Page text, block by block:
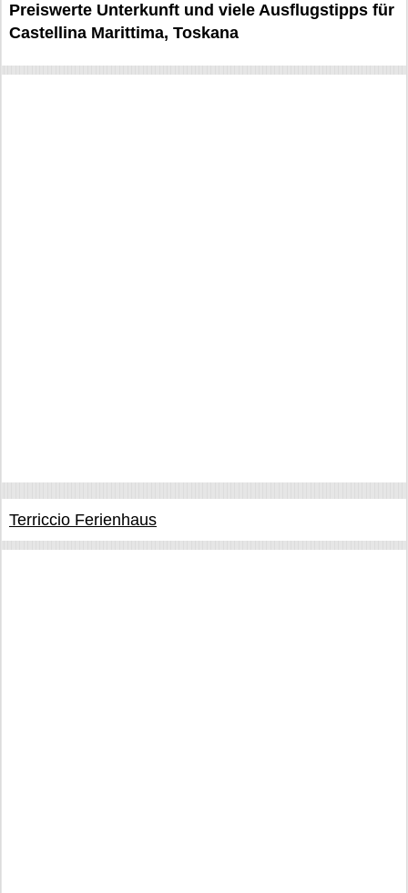
Preiswerte Unterkunft und viele Ausflugstipps für
Castellina Marittima, Toskana
Terriccio Ferienhaus